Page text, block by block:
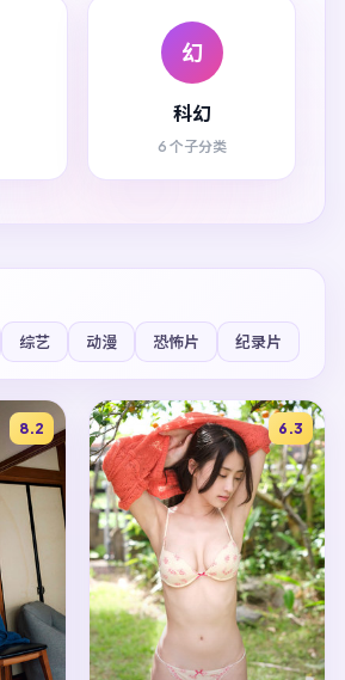
幻
科幻
6 个子分类
综艺 动漫 恐怖片 纪录片
8.2 6.3